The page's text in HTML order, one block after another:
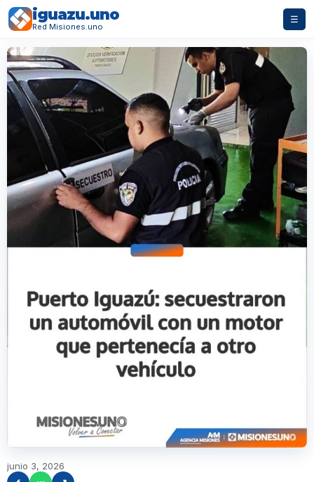
iguazu.uno
Red Misiones.uno
☰
junio 3, 2026